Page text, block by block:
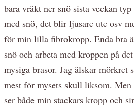
bara vräkt ner snö sista veckan
med snö, det blir ljusare ute osv
för min lilla fibrokropp. Enda bra
snö och arbeta med kroppen på
mysiga brasor. Jag älskar mörkret
mest för mysets skull liksom.
ser både min stackars kropp och